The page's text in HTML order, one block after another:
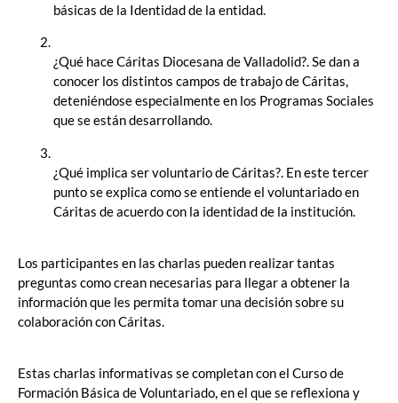
básicas de la Identidad de la entidad.
¿Qué hace Cáritas Diocesana de Valladolid?. Se dan a
conocer los distintos campos de trabajo de Cáritas,
deteniéndose especialmente en los Programas Sociales
que se están desarrollando.
¿Qué implica ser voluntario de Cáritas?. En este tercer
punto se explica como se entiende el voluntariado en
Cáritas de acuerdo con la identidad de la institución.
Los participantes en las charlas pueden realizar tantas
preguntas como crean necesarias para llegar a obtener la
información que les permita tomar una decisión sobre su
colaboración con Cáritas.
Estas charlas informativas se completan con el Curso de
Formación Básica de Voluntariado, en el que se reflexiona y